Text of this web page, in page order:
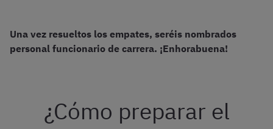
Una vez resueltos los empates, seréis nombrados
personal funcionario de carrera. ¡Enhorabuena!
¿Cómo preparar el